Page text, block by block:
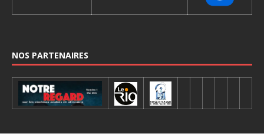
NOS PARTENAIRES